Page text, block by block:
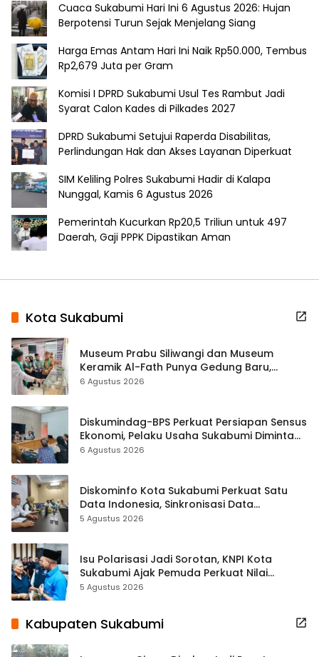
Cuaca Sukabumi Hari Ini 6 Agustus 2026: Hujan
Berpotensi Turun Sejak Menjelang Siang
Harga Emas Antam Hari Ini Naik Rp50.000, Tembus
Rp2,679 Juta per Gram
Komisi I DPRD Sukabumi Usul Tes Rambut Jadi
Syarat Calon Kades di Pilkades 2027
DPRD Sukabumi Setujui Raperda Disabilitas,
Perlindungan Hak dan Akses Layanan Diperkuat
SIM Keliling Polres Sukabumi Hadir di Kalapa
Nunggal, Kamis 6 Agustus 2026
Pemerintah Kucurkan Rp20,5 Triliun untuk 497
Daerah, Gaji PPPK Dipastikan Aman
Kota Sukabumi
Museum Prabu Siliwangi dan Museum
Keramik Al-Fath Punya Gedung Baru,
Hampir 500 Koleksi Dipisahkan
6 Agustus 2026
Diskumindag-BPS Perkuat Persiapan Sensus
Ekonomi, Pelaku Usaha Sukabumi Diminta
Terbuka Beri Data
6 Agustus 2026
Diskominfo Kota Sukabumi Perkuat Satu
Data Indonesia, Sinkronisasi Data
Kewilayahan Dikebut
5 Agustus 2026
Isu Polarisasi Jadi Sorotan, KNPI Kota
Sukabumi Ajak Pemuda Perkuat Nilai
Kebangsaan
5 Agustus 2026
Kabupaten Sukabumi